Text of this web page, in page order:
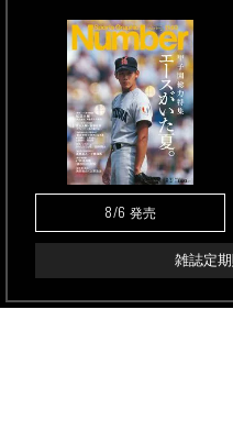
8/6 発売
雑誌定